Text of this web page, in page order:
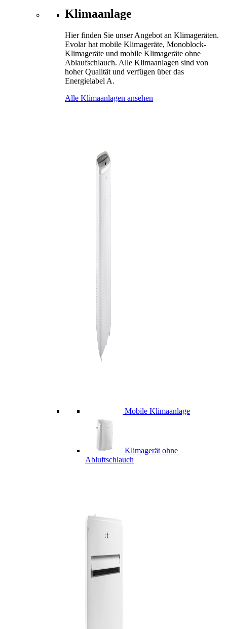
Klimaanlage
Hier finden Sie unser Angebot an Klimageräten.
Evolar hat mobile Klimageräte, Monoblock-
Klimageräte und mobile Klimageräte ohne
Ablaufschlauch. Alle Klimaanlagen sind von
hoher Qualität und verfügen über das
Energielabel A.
Alle Klimaanlagen ansehen
Mobile Klimaanlage
Klimagerät ohne
Abluftschlauch